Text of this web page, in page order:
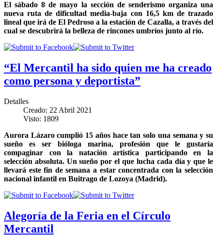
El sábado 8 de mayo la sección de senderismo organiza una
nueva ruta de dificultad media-baja con 16,5 km de trazado
lineal que irá de El Pedroso a la estación de Cazalla, a través del
cual se descubrirá la belleza de rincones umbríos junto al río.
“El Mercantil ha sido quien me ha creado
como persona y deportista”
Detalles
Creado: 22 Abril 2021
Visto: 1809
Aurora Lázaro cumplió 15 años hace tan solo una semana y su
sueño es ser bióloga marina, profesión que le gustaría
compaginar con la natación artística participando en la
selección absoluta. Un sueño por el que lucha cada día y que le
llevará este fin de semana a estar concentrada con la selección
nacional infantil en Buitrago de Lozoya (Madrid).
Alegoría de la Feria en el Círculo
Mercantil